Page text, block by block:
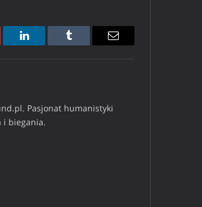
LinkedIn Tumblr Email
Pasjonat humanistyki
i biegania.